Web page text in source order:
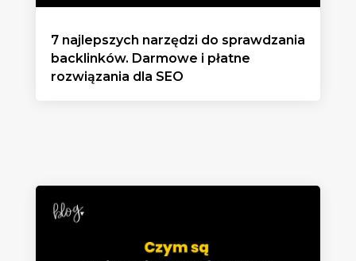
7 najlepszych narzędzi do sprawdzania
backlinków. Darmowe i płatne
rozwiązania dla SEO